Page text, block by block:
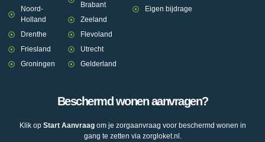
Noord-
Holland
Drenthe
Friesland
Groningen
Brabant
Zeeland
Flevoland
Utrecht
Gelderland
Eigen bijdrage
Beschermd wonen aanvragen?
Klik op Start Aanvraagom je zorgaanvraag voor beschermd wonen in
gang te zetten via zorgloket.nl.